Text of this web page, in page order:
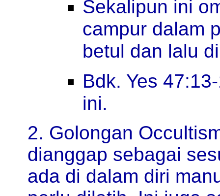
Sekalipun ini
campur dalam
betul dan lalu
Bdk. Yes
ini.
2. Golongan
dianggap sebagai
ada di dalam diri